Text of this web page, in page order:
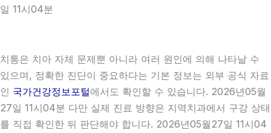
일 11시04분
치통은 치아 자체 문제뿐 아니라 여러 원인에 의해 나타날 수
있으며, 정확한 진단이 중요하다는 기본 정보는 외부 공식 자료
인 국가건강정보포털에서도 확인할 수 있습니다. 2026년05월
27일 11시04분 다만 실제 진료 방향은 지역치과에서 구강 상태
를 직접 확인한 뒤 판단해야 합니다. 2026년05월27일 11시04